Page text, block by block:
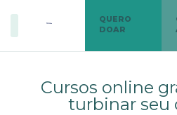
QUERO
DOAR
Cursos online
turbinar seu